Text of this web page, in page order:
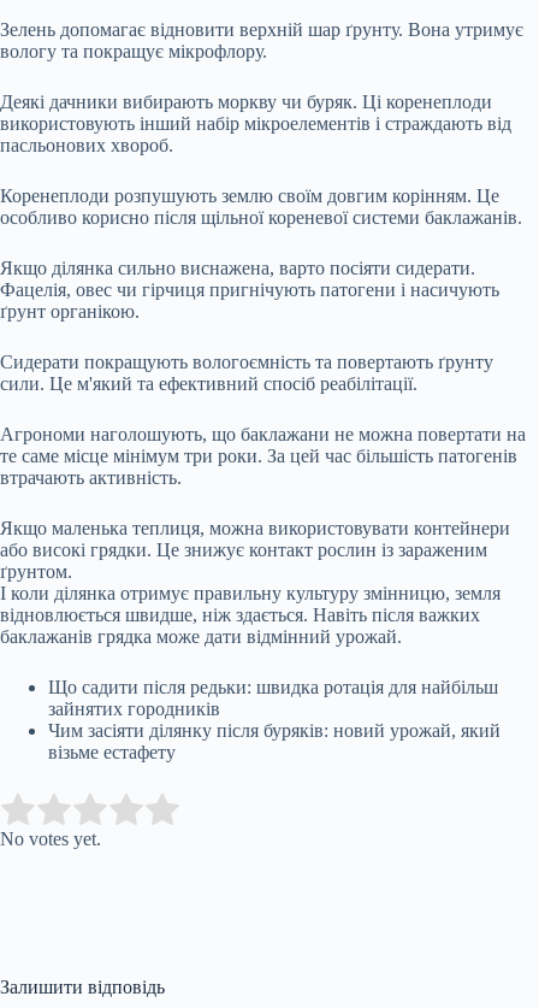
Зелень допомагає відновити верхній шар ґрунту. Вона утримує
вологу та покращує мікрофлору.
Деякі дачники вибирають моркву чи буряк. Ці коренеплоди
використовують інший набір мікроелементів і страждають від
пасльонових хвороб.
Коренеплоди розпушують землю своїм довгим корінням. Це
особливо корисно після щільної кореневої системи баклажанів.
Якщо ділянка сильно виснажена, варто посіяти сидерати.
Фацелія, овес чи гірчиця пригнічують патогени і насичують
ґрунт органікою.
Сидерати покращують вологоємність та повертають ґрунту
сили. Це м'який та ефективний спосіб реабілітації.
Агрономи наголошують, що баклажани не можна повертати на
те саме місце мінімум три роки. За цей час більшість патогенів
втрачають активність.
Якщо маленька теплиця, можна використовувати контейнери
або високі грядки. Це знижує контакт рослин із зараженим
ґрунтом.
І коли ділянка отримує правильну культуру змінницю, земля
відновлюється швидше, ніж здається. Навіть після важких
баклажанів грядка може дати відмінний урожай.
Що садити після редьки: швидка ротація для найбільш
зайнятих городників
Чим засіяти ділянку після буряків: новий урожай, який
візьме естафету
Rate this item:
No votes yet.
Залишити відповідь